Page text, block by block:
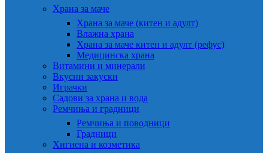
Храна за маче
Храна за маче (китен и адулт)
Влажна храна
Храна за маче китен и адулт (рефус)
Медицинска храна
Витамини и минерали
Вкусни закуски
Играчки
Садови за храна и вода
Ремчиња и градници
Ремчиња и поводници
Градници
Хигиена и козметика